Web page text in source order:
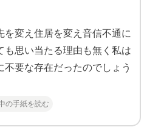
を変え住居を変え音信不通に
も思い当たる理由も無く私は
要な存在だったのでしょう
の手紙を読む